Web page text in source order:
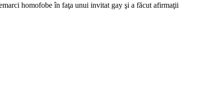
homofobe în faţa unui invitat gay şi a făcut afirmaţii